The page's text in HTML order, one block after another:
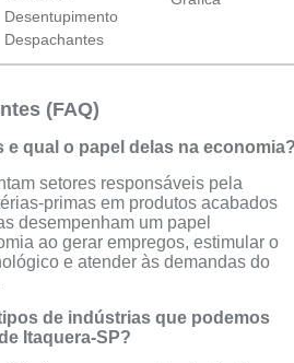
Desentupimento
Despachantes
(FAQ)
e qual o papel delas na
setores responsáveis pela
primas em produtos acabados
desempenham um papel
ao gerar empregos, estimular o
e atender às demandas do
de indústrias que podemos
Itaquera-SP?